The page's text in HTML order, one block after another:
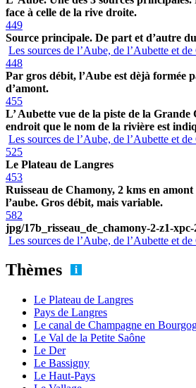
face à celle de la rive droite.
449
Source principale. De part et d’autre
Les sources de l’Aube, de l’Aubette et
448
Par gros débit, l’Aube est dèjà formée
d’amont.
455
L’ Aubette vue de la piste de la Grande
endroit que le nom de la rivière est
Les sources de l’Aube, de l’Aubette et
525
Le Plateau de Langres
453
Ruisseau de Chamony, 2 kms en amont
l’aube. Gros débit, mais variable.
582
jpg/17b_risseau_de_chamony-2-z1-
Les sources de l’Aube, de l’Aubette et
Thèmes
Le Plateau de Langres
Pays de Langres
Le canal de Champagne en
Le Val de la Petite Saône
Le Der
Le Bassigny
Le Haut-Pays